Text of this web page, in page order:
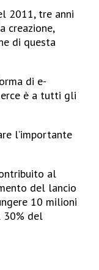
2011, tre anni
creazione,
di questa
di e-
è a tutti gli
l’importante
al
del lancio
10 milioni
del